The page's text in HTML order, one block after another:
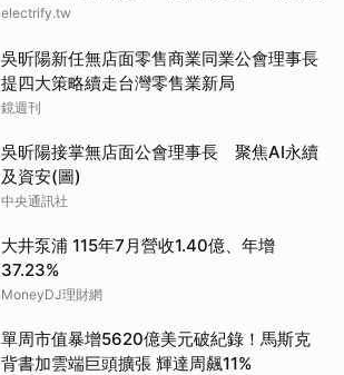
electrify.tw
吳昕陽新任無店面零售商業同業公會理事長
提四大策略續走台灣零售業新局
鏡週刊
吳昕陽接掌無店面公會理事長 聚焦AI永續
及資安(圖)
中央通訊社
大井泵浦 115年7月營收1.40億、年增
37.23%
MoneyDJ理財網
單周市值暴增5620億美元破紀錄！馬斯克
背書加雲端巨頭擴張 輝達周飆11%